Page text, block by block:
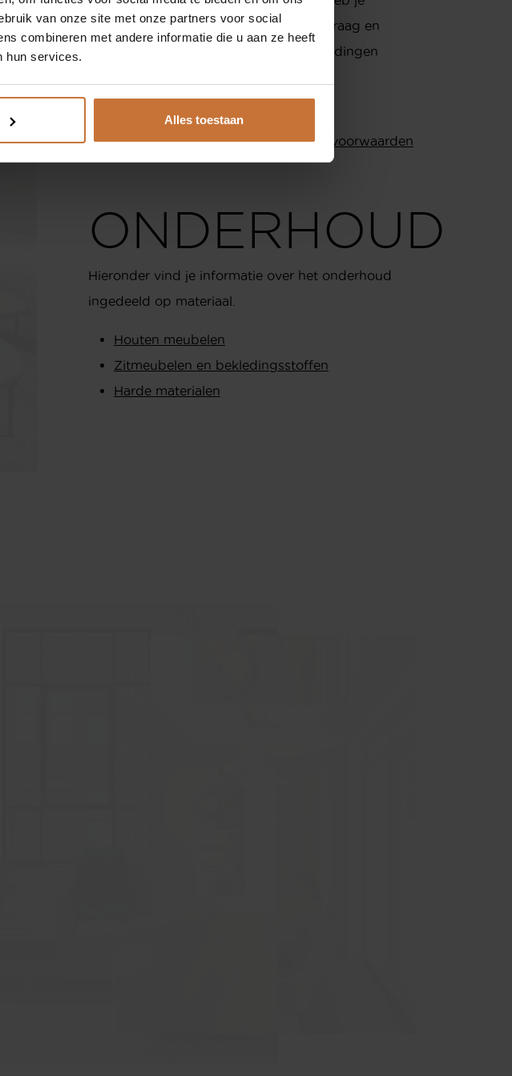
van onze site met onze partners voor social
combineren met andere informatie die u aan ze heeft
hun services.
Alles toestaan
013 535 9464
info@meijswonen.com
www.meijswonen.com
gewoon een vraag dan horen wij dat graag en
helpen wij waar we kunnen. Servicemeldingen
service@meijswonen.com.
Overige details vind je hier:Algemene voorwaarden
ONDERHOUD
Hieronder vind je informatie over het onderhoud
ingedeeld op materiaal.
Houten meubelen
Zitmeubelen en bekledingsstoffen
Harde materialen